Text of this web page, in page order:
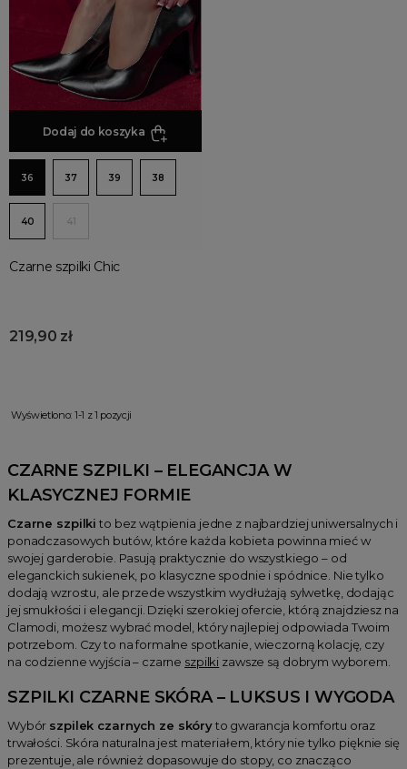
Dodaj do koszyka
36 37 39 38
40 41
Czarne szpilki Chic
219,90 zł
Wyświetlono: 1-1 z 1 pozycji
CZARNE SZPILKI – ELEGANCJA W
KLASYCZNEJ FORMIE
Czarne szpilki to bez wątpienia jedne z najbardziej uniwersalnych i
ponadczasowych butów, które każda kobieta powinna mieć w
swojej garderobie. Pasują praktycznie do wszystkiego – od
eleganckich sukienek, po klasyczne spodnie i spódnice. Nie tylko
dodają wzrostu, ale przede wszystkim wydłużają sylwetkę, dodając
jej smukłości i elegancji. Dzięki szerokiej ofercie, którą znajdziesz na
Clamodi, możesz wybrać model, który najlepiej odpowiada Twoim
potrzebom. Czy to na formalne spotkanie, wieczorną kolację, czy
na codzienne wyjścia – czarne szpilki zawsze są dobrym wyborem.
SZPILKI CZARNE SKÓRA – LUKSUS I WYGODA
Wybór szpilek czarnych ze skóryto gwarancja komfortu oraz
trwałości. Skóra naturalna jest materiałem, który nie tylko pięknie się
prezentuje, ale również dopasowuje do stopy, co znacząco